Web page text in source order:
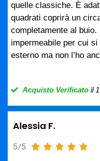
quelle classiche. È
quadrati coprirà un
completamente al
impermeabile per cui
esterno ma non l’ho
Acquisto Verificatoil 1
Alessia F.
5/5     